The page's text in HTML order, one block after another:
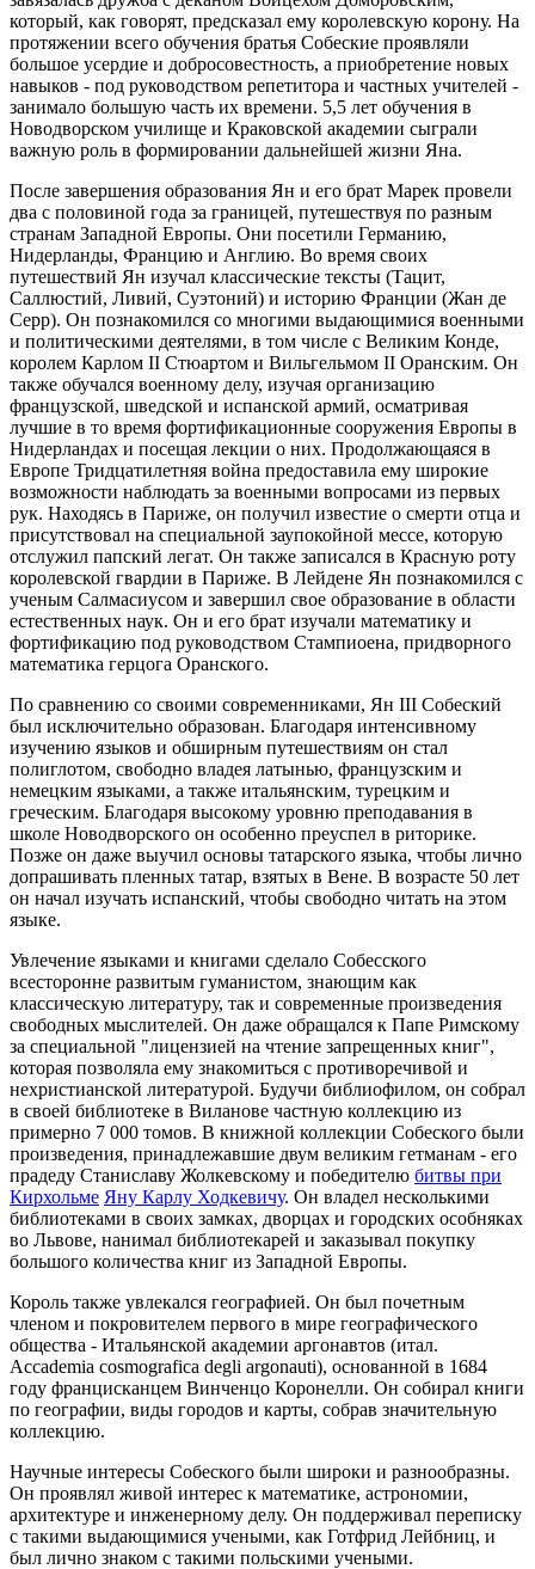
который, как говорят, предсказал ему королевскую корону. На
протяжении всего обучения братья Собеские проявляли
большое усердие и добросовестность, а приобретение новых
навыков - под руководством репетитора и частных учителей -
занимало большую часть их времени. 5,5 лет обучения в
Новодворском училище и Краковской академии сыграли
важную роль в формировании дальнейшей жизни Яна.
После завершения образования Ян и его брат Марек провели
два с половиной года за границей, путешествуя по разным
странам Западной Европы. Они посетили Германию,
Нидерланды, Францию и Англию. Во время своих
путешествий Ян изучал классические тексты (Тацит,
Саллюстий, Ливий, Суэтоний) и историю Франции (Жан де
Серр). Он познакомился со многими выдающимися военными
и политическими деятелями, в том числе с Великим Конде,
королем Карлом II Стюартом и Вильгельмом II Оранским. Он
также обучался военному делу, изучая организацию
французской, шведской и испанской армий, осматривая
лучшие в то время фортификационные сооружения Европы в
Нидерландах и посещая лекции о них. Продолжающаяся в
Европе Тридцатилетняя война предоставила ему широкие
возможности наблюдать за военными вопросами из первых
рук. Находясь в Париже, он получил известие о смерти отца и
присутствовал на специальной заупокойной мессе, которую
отслужил папский легат. Он также записался в Красную роту
королевской гвардии в Париже. В Лейдене Ян познакомился с
ученым Салмасиусом и завершил свое образование в области
естественных наук. Он и его брат изучали математику и
фортификацию под руководством Стампиоена, придворного
математика герцога Оранского.
По сравнению со своими современниками, Ян III Собеский
был исключительно образован. Благодаря интенсивному
изучению языков и обширным путешествиям он стал
полиглотом, свободно владея латынью, французским и
немецким языками, а также итальянским, турецким и
греческим. Благодаря высокому уровню преподавания в
школе Новодворского он особенно преуспел в риторике.
Позже он даже выучил основы татарского языка, чтобы лично
допрашивать пленных татар, взятых в Вене. В возрасте 50 лет
он начал изучать испанский, чтобы свободно читать на этом
языке.
Увлечение языками и книгами сделало Собесского
всесторонне развитым гуманистом, знающим как
классическую литературу, так и современные произведения
свободных мыслителей. Он даже обращался к Папе Римскому
за специальной "лицензией на чтение запрещенных книг",
которая позволяла ему знакомиться с противоречивой и
нехристианской литературой. Будучи библиофилом, он собрал
в своей библиотеке в Виланове частную коллекцию из
примерно 7 000 томов. В книжной коллекции Собеского были
произведения, принадлежавшие двум великим гетманам - его
прадеду Станиславу Жолкевскому и победителю битвы при
Кирхольме Яну Карлу Ходкевичу. Он владел несколькими
библиотеками в своих замках, дворцах и городских особняках
во Львове, нанимал библиотекарей и заказывал покупку
большого количества книг из Западной Европы.
Король также увлекался географией. Он был почетным
членом и покровителем первого в мире географического
общества - Итальянской академии аргонавтов (итал.
Accademia cosmografica degli argonauti), основанной в 1684
году францисканцем Винченцо Коронелли. Он собирал книги
по географии, виды городов и карты, собрав значительную
коллекцию.
Научные интересы Собеского были широки и разнообразны.
Он проявлял живой интерес к математике, астрономии,
архитектуре и инженерному делу. Он поддерживал переписку
с такими выдающимися учеными, как Готфрид Лейбниц, и
был лично знаком с такими польскими учеными.